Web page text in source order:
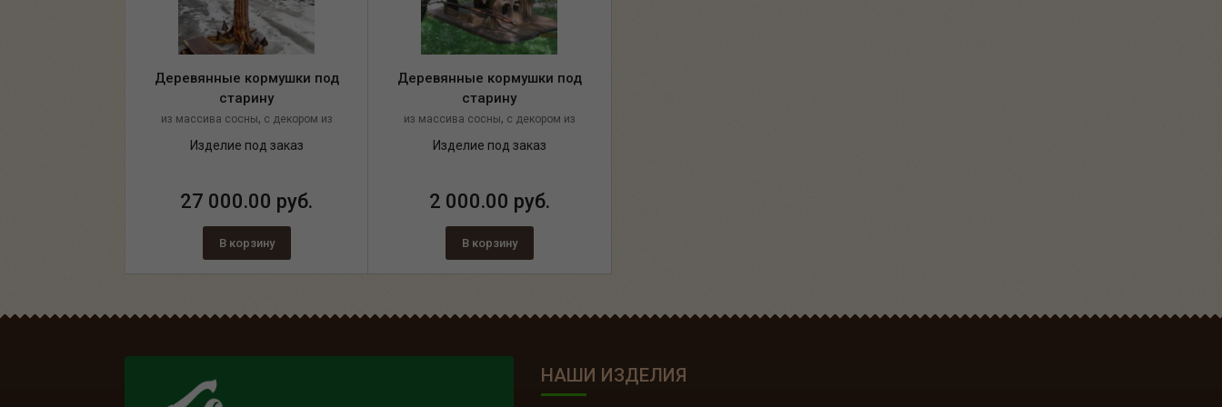
Деревянные кормушки под
старину
из массива сосны, с декором из
каната
Изделие под заказ
27 000.00 руб.
В корзину
Деревянные кормушки под
старину
из массива сосны, с декором из
каната
Изделие под заказ
2 000.00 руб.
В корзину
НАШИ ИЗДЕЛИЯ